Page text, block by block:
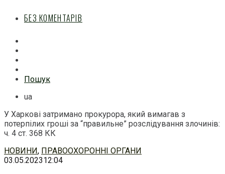
БЕЗ КОМЕНТАРІВ
Пошук
ua
У Харкові затримано прокурора, який вимагав з
потерпілих гроші за “правильне” розслідування злочинів:
ч. 4 ст. 368 КК
Перейти
до
НОВИНИ, ПРАВООХОРОННІ ОРГАНИ
03.05.202312:04